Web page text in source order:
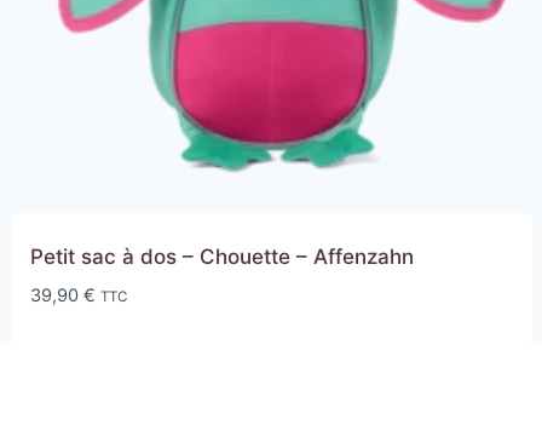
Petit sac à dos – Chouette – Affenzahn
39,90 € TTC